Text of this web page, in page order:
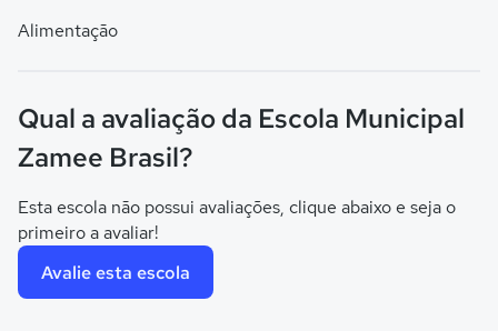
Alimentação
Qual a avaliação da Escola Municipal
Zamee Brasil?
Esta escola não possui avaliações, clique abaixo e seja o
primeiro a avaliar!
Avalie esta escola